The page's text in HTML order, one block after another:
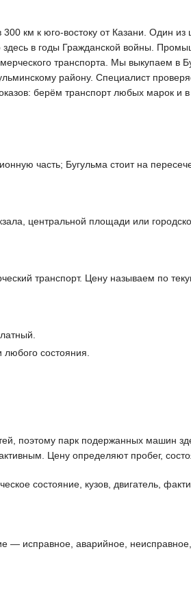
км к юго-востоку от Казани. Один
в годы Гражданской войны.
транспорта. Мы выкупаем в
району. Специалист
берём транспорт любых марок и
часть; Бугульма стоит на
центральной площади или
транспорт. Цену называем по
любого состояния.
поэтому парк подержанных машин
Цену определяют пробег,
состояние, кузов, двигатель,
— исправное, аварийное,